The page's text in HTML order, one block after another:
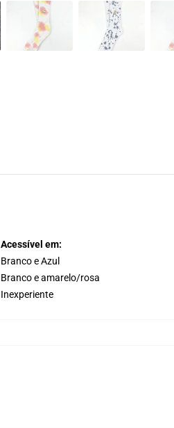
Acessível em:
Branco e Azul
Branco e amarelo/rosa
Inexperiente